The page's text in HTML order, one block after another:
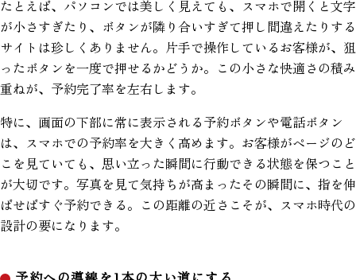
たとえば、パソコンでは美しく見えても、スマホで開くと文字
が小さすぎたり、ボタンが隣り合いすぎて押し間違えたりする
サイトは珍しくありません。片手で操作しているお客様が、狙
ったボタンを一度で押せるかどうか。この小さな快適さの積み
重ねが、予約完了率を左右します。
特に、画面の下部に常に表示される予約ボタンや電話ボタン
は、スマホでの予約率を大きく高めます。お客様がページのど
こを見ていても、思い立った瞬間に行動できる状態を保つこと
が大切です。写真を見て気持ちが高まったその瞬間に、指を伸
ばせばすぐ予約できる。この距離の近さこそが、スマホ時代の
設計の要になります。